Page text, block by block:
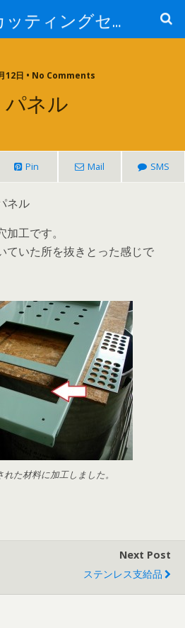
レーザーカッティングセンター 株式会社 中本鉄工所
12日 • No Comments
ネル
Pin Mail SMS
ネル
工です。
ていた所を抜きとった感じで
た材料に加工しました。
Next Post
ステンレス支給品